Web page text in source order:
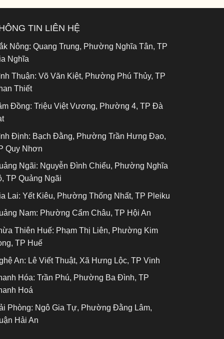
TIN LIÊN HỆ
Nông: Quang Trung, Phường Nghĩa Tân, TP
Nghĩa
Thuận: Võ Văn Kiệt, Phường Phú Thủy, TP
Thiết
Đồng: Triệu Việt Vương, Phường 4, TP Đà
Định: Bạch Đằng, Phường Trần Hưng Đạo,
Quy Nhơn
Ngãi: Nguyễn Đình Chiểu, Phường Nghĩa
TP Quảng Ngãi
Lai: Yết Kiêu, Phường Thống Nhất, TP Pleiku
Nam: Phường Cẩm Châu, TP Hội An
Thiên Huế: Phạm Thị Liên, Phường Kim
TP Huế
An: Lê Viết Thuật, Xã Hưng Lộc, TP Vinh
Hóa: Trần Phú, Phường Ba Đình, TP
Hoá
Phòng: Ngô Gia Tự, Phường Đằng Lâm,
Hải An